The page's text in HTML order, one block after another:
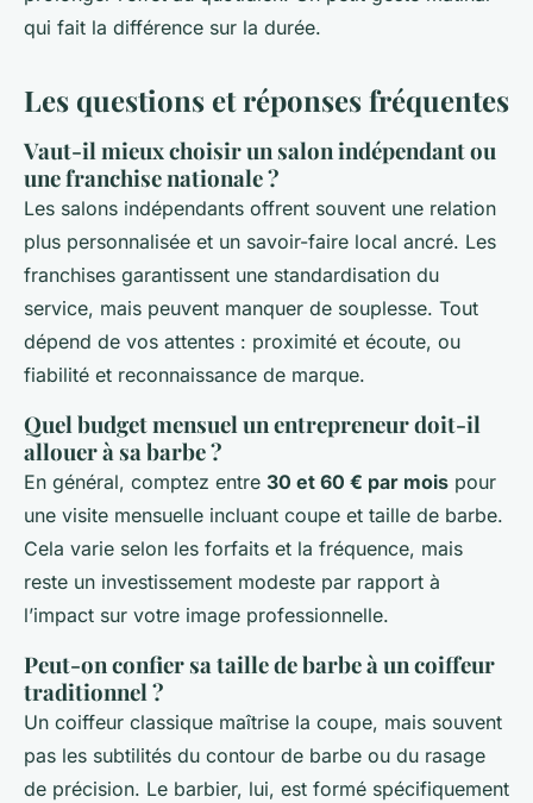
qui fait la différence sur la durée.
Les questions et réponses fréquentes
Vaut-il mieux choisir un salon indépendant ou
une franchise nationale ?
Les salons indépendants offrent souvent une relation
plus personnalisée et un savoir-faire local ancré. Les
franchises garantissent une standardisation du
service, mais peuvent manquer de souplesse. Tout
dépend de vos attentes : proximité et écoute, ou
fiabilité et reconnaissance de marque.
Quel budget mensuel un entrepreneur doit-il
allouer à sa barbe ?
En général, comptez entre 30 et 60 € par mois pour
une visite mensuelle incluant coupe et taille de barbe.
Cela varie selon les forfaits et la fréquence, mais
reste un investissement modeste par rapport à
l’impact sur votre image professionnelle.
Peut-on confier sa taille de barbe à un coiffeur
traditionnel ?
Un coiffeur classique maîtrise la coupe, mais souvent
pas les subtilités du contour de barbe ou du rasage
de précision. Le barbier, lui, est formé spécifiquement